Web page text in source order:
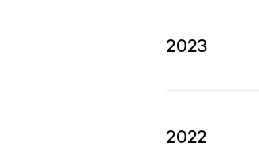
2023
2022